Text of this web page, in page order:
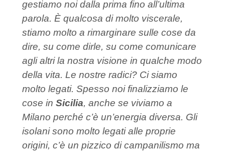
gestiamo noi dalla prima fino all’ultima
parola. È qualcosa di molto viscerale,
stiamo molto a rimarginare sulle cose da
dire, su come dirle, su come comunicare
agli altri la nostra visione in qualche modo
della vita. Le nostre radici? Ci siamo
molto legati. Spesso noi finalizziamo le
cose in Sicilia, anche se viviamo a
Milano perché c’è un’energia diversa. Gli
isolani sono molto legati alle proprie
origini, c’è un pizzico di campanilismo ma